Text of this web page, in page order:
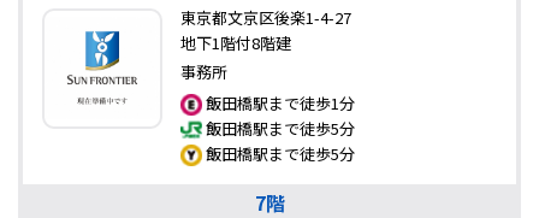
東京都文京区後楽1-4-27
地下1階付8階建
事務所
飯田橋駅まで徒歩1分
飯田橋駅まで徒歩5分
飯田橋駅まで徒歩5分
7階